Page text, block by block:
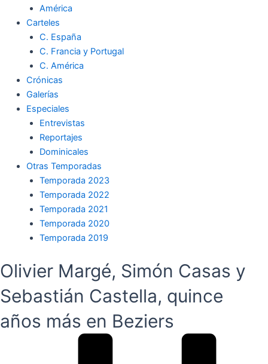
América
Carteles
C. España
C. Francia y Portugal
C. América
Crónicas
Galerías
Especiales
Entrevistas
Reportajes
Dominicales
Otras Temporadas
Temporada 2023
Temporada 2022
Temporada 2021
Temporada 2020
Temporada 2019
Olivier Margé, Simón Casas y
Sebastián Castella, quince
años más en Beziers